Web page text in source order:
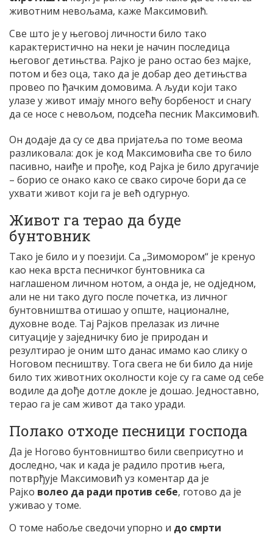
животним невољама, каже Максимовић.
Све што је у његовој личности било тако
карактеристично на неки је начин последица
његовог детињства. Рајко је рано остао без мајке,
потом и без оца, тако да је добар део детињства
провео по ђачким домовима. А људи који тако
улазе у живот имају много већу борбеност и снагу
да се носе с невољом, подсећа песник Максимовић.
Он додаје да су се два пријатеља по томе веома
разликовала: док је код Максимовића све то било
пасивно, наиђе и прође, код Рајка је било другачије
– борио се онако како се свако сироче бори да се
ухвати живот који га је већ одгурнуо.
Живот га терао да буде
бунтовник
Тако је било и у поезији. Са „Зимомором“ је кренуо
као нека врста песничког бунтовника са
наглашеном личном нотом, а онда је, не одједном,
али не ни тако дуго после почетка, из личног
бунтовништва отишао у опште, националне,
духовне воде. Тај Рајков прелазак из личне
ситуације у заједничку био је природан и
резултирао је оним што данас имамо као слику о
Ноговом песништву. Тога свега не би било да није
било тих животних околности које су га саме од себе
водиле да дође дотле докле је дошао. Једноставно,
терао га је сам живот да тако уради.
Полако отходе песници господа
Да је Ногово бунтовништво били свеприсутно и
доследно, чак и када је радило против њега,
потврђује Максимовић уз коментар да је
Рајко волео да ради против себе, готово да је
уживао у томе.
О томе набоље сведочи упорно и до смрти